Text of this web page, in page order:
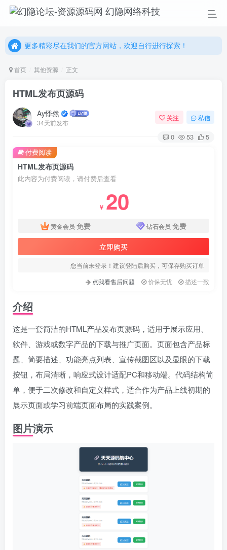
幻隐网络科技，感谢您的加入以及使用我们的系统！
幻隐网络科技，感谢您的加入以及使用我们的系统！
首页 其他资源 正文
HTML发布页源码
Ay悸然
34天前发布
关注 私信
0 53 5
HTML发布页源码
此内容为付费阅读，请付费后查看
￥ 20
黄金会员 免费 钻石会员 免费
立即购买
您当前未登录！建议登陆后购买，可保存购买订单
点我看售后问题
价保无忧 描述一致
付费阅读
介绍
这是一套简洁的HTML产品发布页源码，适用于展示应用、
软件、游戏或数字产品的下载与推广页面。页面包含产品标
题、简要描述、功能亮点列表、宣传截图区以及显眼的下载
按钮，布局清晰，响应式设计适配PC和移动端。代码结构简
单，便于二次修改和自定义样式，适合作为产品上线初期的
展示页面或学习前端页面布局的实践案例。
图片演示